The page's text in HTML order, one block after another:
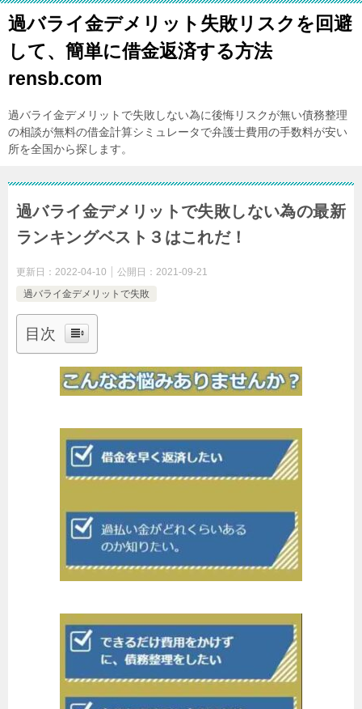
過バライ金デメリット失敗リスクを回避
して、簡単に借金返済する方法
rensb.com
過バライ金デメリットで失敗しない為に後悔リスクが無い債務整理
の相談が無料の借金計算シミュレータで弁護士費用の手数料が安い
所を全国から探します。
過バライ金デメリットで失敗しない為の最新
ランキングベスト３はこれだ！
更新日： 2022-04-10 公開日： 2021-09-21
過バライ金デメリットで失敗
目次